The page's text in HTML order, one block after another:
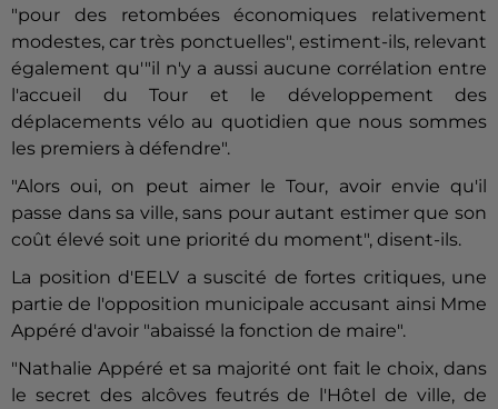
"pour des retombées économiques relativement
modestes, car très ponctuelles", estiment-ils, relevant
également qu'"il n'y a aussi aucune corrélation entre
l'accueil du Tour et le développement des
déplacements vélo au quotidien que nous sommes
les premiers à défendre".
"Alors oui, on peut aimer le Tour, avoir envie qu'il
passe dans sa ville, sans pour autant estimer que son
coût élevé soit une priorité du moment", disent-ils.
La position d'EELV a suscité de fortes critiques, une
partie de l'opposition municipale accusant ainsi Mme
Appéré d'avoir "abaissé la fonction de maire".
"Nathalie Appéré et sa majorité ont fait le choix, dans
le secret des alcôves feutrés de l'Hôtel de ville, de